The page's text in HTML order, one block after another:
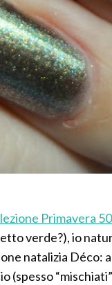
Primavera
verde?), io
natalizia Déco:
(spesso